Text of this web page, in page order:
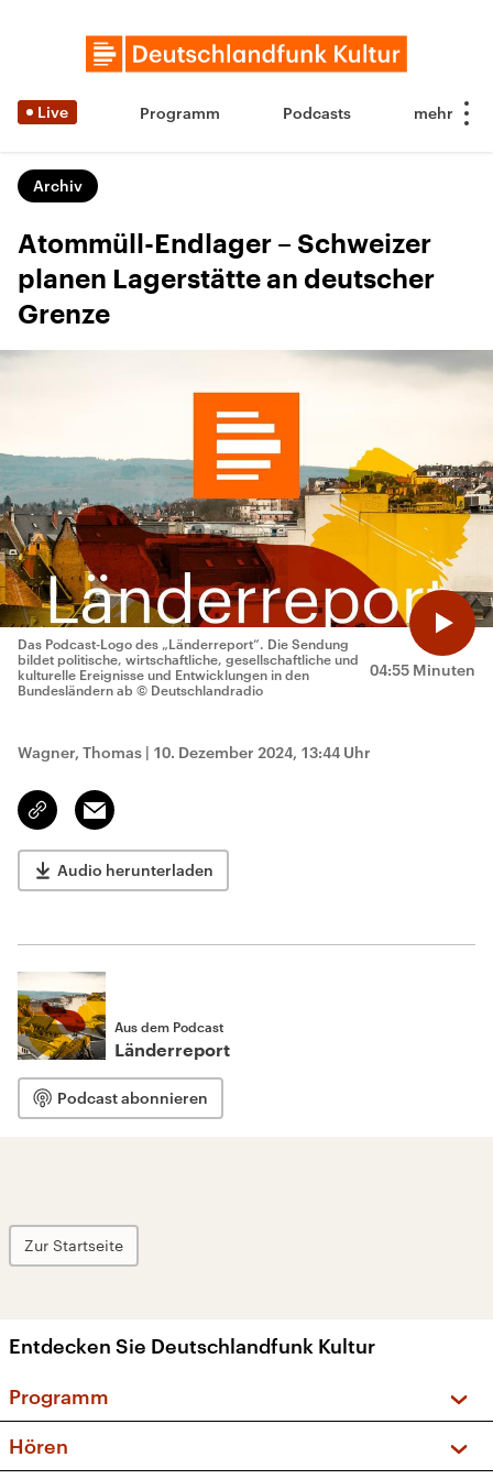
Live Programm Podcasts
Archiv
Atommüll-Endlager – Schweizer
planen Lagerstätte an deutscher
Grenze
04:55 Minuten
Das Podcast-Logo des „Länderreport“. Die Sendung
bildet politische, wirtschaftliche, gesellschaftliche und
kulturelle Ereignisse und Entwicklungen in den
Bundesländern ab © Deutschlandradio
Wagner, Thomas | 10. Dezember 2024, 13:44 Uhr
Link
kopieren/teilen
Email
Audio herunterladen
Aus dem Podcast
Länderreport
Podcast abonnieren
Zur Startseite
Entdecken Sie Deutschlandfunk Kultur
Programm
Sendungen und Podcasts
Hören